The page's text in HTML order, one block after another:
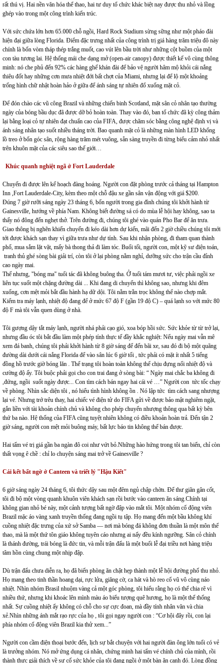
rất thú vị. Hai nền văn hóa thể thao, hai tư duy tổ chức khác biệt nay được thu nhỏ và lồng
ghép vào trong một công trình kiến trúc.
Với sức chứa lớn hơn 65.000 chỗ ngồi, Hard Rock Stadium sừng sững như một pháo đài
hiện đại giữa lòng Florida. Điểm đặc trưng nhất của công trình trị giá hàng trăm triệu đô này
chính là bốn vòm tháp thép trắng muốt, cao vút lên bầu trời như những cột buồm của một
con tàu tương lai. Hệ thống mái che dạng mở (open-air canopy) được thiết kế vô cùng thông
minh: nó che phủ đến 92% các hàng ghế khán đài để bảo vệ người hâm mộ khỏi cái nắng
thiêu đốt hay những cơn mưa nhiệt đới bất chợt của Miami, nhưng lại để lộ một khoảng
trống hình chữ nhật hoàn hảo ở giữa để ánh sáng tự nhiên đổ xuống mặt cỏ.
Để đón chào các vũ công Brazil và những chiến binh Scotland, mặt sân cỏ nhân tạo thường
ngày của bóng bầu dục đã được dỡ bỏ hoàn toàn. Thay vào đó, ban tổ chức đã kỳ công thảm
lại bằng loại cỏ tự nhiên đạt chuẩn cao của FIFA, được chăm sóc bằng công nghệ định vị và
ánh sáng nhân tạo suốt nhiều tháng trời. Bao quanh mặt cỏ là những màn hình LED khổng
lồ treo ở bốn góc sân, rộng hàng trăm mét vuông, sẵn sàng truyền đi từng biểu cảm nhỏ nhất
trên khuôn mặt của các siêu sao thế giới…
Khúc quanh nghiệt ngã ở Fort Lauderdale
Chuyến đi được lên kế hoạch đàng hoáng. Người con đặt phòng trước cả tháng tại Hampton
Inn ,Fort Lauderdale-City, kèm theo một chỗ đậu xe gần sân vận động với giá $200.
Đúng 7 giờ rưỡi sáng ngày 23 tháng 6, bốn người trong gia đình chúng tôi khởi hành từ
Gainesville, hướng về phía Nam. Không biết đường sá có do mùa lễ hội hay không, sao ta
thấy nó đông đến nghẹt thở. Trên đường đi, chúng tôi ghé vào quán Pho Bar để ăn trưa.
Giao thông bị nghẽn khiến chuyến đi kéo dài hơn dự kiến, mãi đến 2 giờ chiều chúng tôi mới
tới được khách sạn thay vì giữa trưa như dự tính. Sau khi nhận phòng, đi tham quan thành
phố, mua sắm lặt vặt, mấy bà thong thả đi làm tóc. Buổi tối, người con, một kỹ sư điện toán,
tranh thủ ghé sòng bài giải trí, còn tôi ở lại phòng nằm nghỉ, dưỡng sức cho trận cầu đỉnh
cao ngày mai.
Thế nhưng, "bóng ma" tuổi tác đã không buông tha. Ở tuổi tám mươi tư, việc phải ngồi xe
liên tục suốt một chặng đường dài ... Khi đang di chuyển thì không sao, nhưng khi đêm
xuống, cơn mệt mỏi bắt đầu hành hạ dữ dội. Tôi nằm trằn trọc không thể nào chợp mắt.
Kiểm tra máy lạnh, nhiệt độ đang để ở mức 67 độ F (gần 19 độ C) – quá lạnh so với mức 80
độ F mà tôi vẫn quen dùng ở nhà.
Tôi gượng dậy tắt máy lạnh, người nhá phải cạo gió, xoa bóp hồi sức. Sức khỏe từ từ trở lại,
nhưng đầu óc tôi bắt đầu làm một phép tính thực tế đầy khắc nghiệt: Nếu ngày mai vẫn mê
xem đá banh, chúng tôi phải khởi hành từ 8 giờ sáng để đến bãi xe, sau đó đi bộ một quãng
đường dài dưới cái nắng Florida để vào sân lúc 6 giờ tối , tức phải có mặt ít nhất 5 tiếng
đồng hồ trước giờ bóng lăn . Thể trạng tôi hoàn toàn không thể chịu đựng nổi nhiệt độ và
cường độ ấy. Tôi buộc phải gọi cho con trai đang ở sòng bài: “ Ngày mai chắc ba không đi
,đứng, ngồi suốt ngày được... Con tìm cách bán ngay hai cái vé …” Người con tức tốc chạy
về phòng. Nhìn sắc diện tôi , nó hiểu tình hình không ồn . Nó lập tức tìm cách sang nhượng
lại vé. Nhưng trớ trêu thay, hai chiếc vé điện tử do FIFA gửi về được bảo mật nghiêm ngặt,
gắn liền với tài khoản chính chủ và không cho phép chuyển nhượng thông qua bất kỳ bên
thứ ba nào. Hệ thống của FIFA cũng tuyệt nhiên không có điều khoản hoàn trả. Đến tận 2
giờ sáng, người con mệt mỏi buông máy, bất lực báo tin không thể bán được.
Hai tấm vé trị giá gần ba ngàn đô coi như vứt bỏ.Những hào hứng trong tôi tan biến, chỉ còn
thất vọng ê chề : chỉ lo chuyện sáng mai trở về Gainesville ?
Cái kết bất ngờ ở Canteen và triết lý "Hậu Kiết"
6 giờ sáng ngày 24 tháng 6, tôi thức dậy sau một đêm ngủ chập chờn. Để thư giãn gân cốt,
tôi đi bộ một vòng quanh khuôn viên khách sạn rồi bước vào canteen ăn sáng.Chính tại
không gian nhỏ bé này, một cảnh tượng bất ngờ đập vào mắt tôi. Một nhóm cổ động viên
Brazil mặc áo vàng xanh truyền thống đang ngồi tụ tập. Họ mang đến một bầu không khí
cuồng nhiệt đặc trưng của xứ sở Samba — nơi mà bóng đá không đơn thuần là một môn thể
thao, mà là một thứ tôn giáo không tuyên cáo nhưng ai nấy đều kính ngưỡng. Sân cỏ chính
là thánh đường, trái bóng là đức tin, và mỗi trận đấu là một buổi lễ đại triều nơi hàng triệu
tâm hồn cùng chung một nhịp đập.
Dù trận đấu chưa diễn ra, họ đã biến phòng ăn chật hẹp thành một lễ hội đường phố thu nhỏ.
Họ mang theo tinh thần hoang dại, rực lửa, giăng cờ, ca hát và hò reo cổ vũ vô cùng náo
nhiệt. Nhìn nhóm Brasil nhuộm vàng cả một góc phòng, tôi hiểu rằng họ có thể chia rẽ vì
nhiều thứ, nhưng khi khoác lên mình màu áo biểu tượng quê hương, họ là một thể thống
nhất. Sự cuồng nhiệt ấy không có chỗ cho sự cực đoan, mà đầy tính nhân văn và chia
xẻ.Nhìn những ánh mắt rạo rực của họ , tôi gọi ngay người con : “Cơ hội đây rồi, con lại
phía nhóm cổ động viên Brazil kia thử xem...”
Người con cầm điện thoại bước đến, lịch sự bắt chuyện với hai người đàn ông lớn tuổi có vẻ
là trưởng nhóm. Nó mở ứng dụng cá nhân, chứng minh hai tấm vé chính chủ của mình, rồi
thành thực giải thích về sự cố sức khỏe của tôi đang ngồi ở một bàn ăn cạnh đó. Lòng đồng